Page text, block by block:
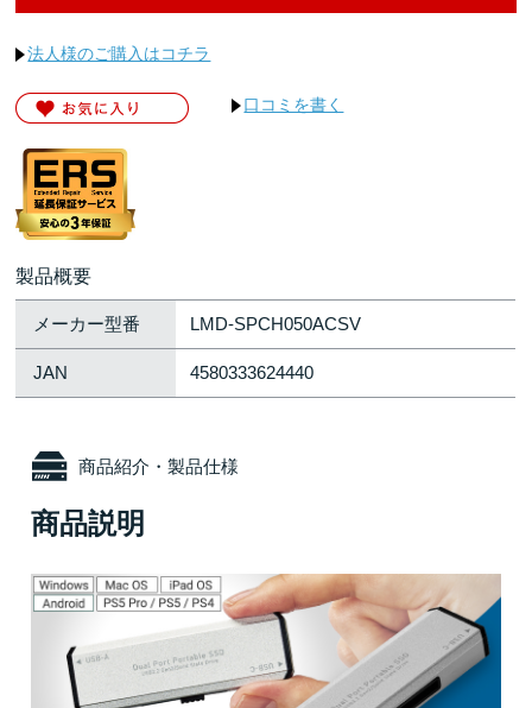
法人様のご購入はコチラ
口コミを書く
製品概要
メーカー型番 LMD-SPCH050ACSV
JAN 4580333624440
商品紹介・製品仕様
商品説明